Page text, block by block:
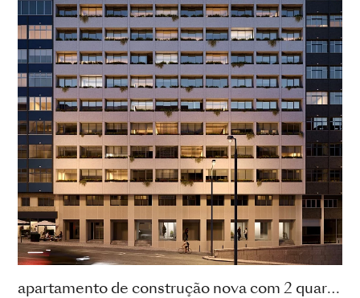
apartamento de construção nova com 2 quartos